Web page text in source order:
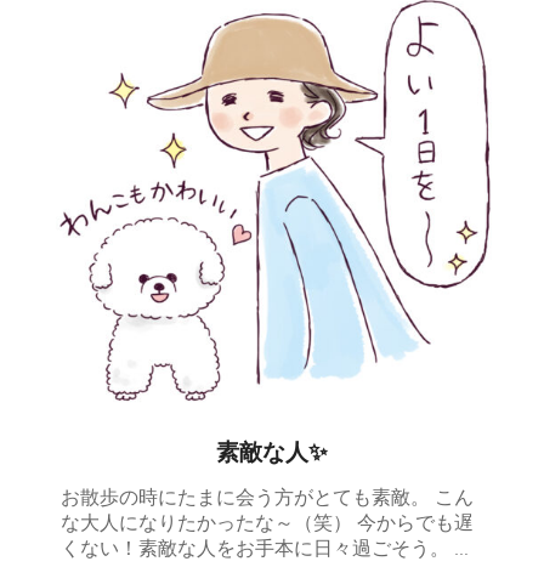
素敵な人✨
お散歩の時にたまに会う方がとても素敵。 こん
な大人になりたかったな～（笑） 今からでも遅
くない！素敵な人をお手本に日々過ごそう。 …